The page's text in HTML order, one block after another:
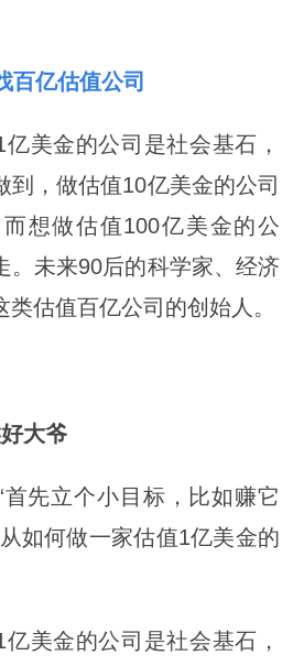
百亿估值公司
美金的公司是社会基石，
到，做估值10亿美金的公司
想做估值100亿美金的公
。未来90后的科学家、经济
估值百亿公司的创始人。
大爷
先立个小目标，比如赚它
如何做一家估值1亿美金的
美金的公司是社会基石，